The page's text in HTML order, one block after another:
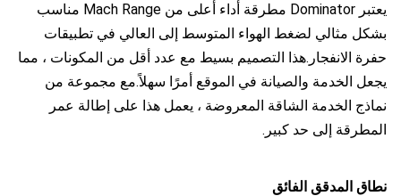
يعتبر Dominator مطرقة أداء أعلى من Mach Range مناسب
بشكل مثالي لضغط الهواء المتوسط ​​إلى العالي في تطبيقات
حفرة الانفجار.هذا التصميم بسيط مع عدد أقل من المكونات ، مما
يجعل الخدمة والصيانة في الموقع أمرًا سهلاً.مع مجموعة من
نماذج الخدمة الشاقة المعروضة ، يعمل هذا على إطالة عمر
المطرقة إلى حد كبير.
نطاق المدقق الفائق